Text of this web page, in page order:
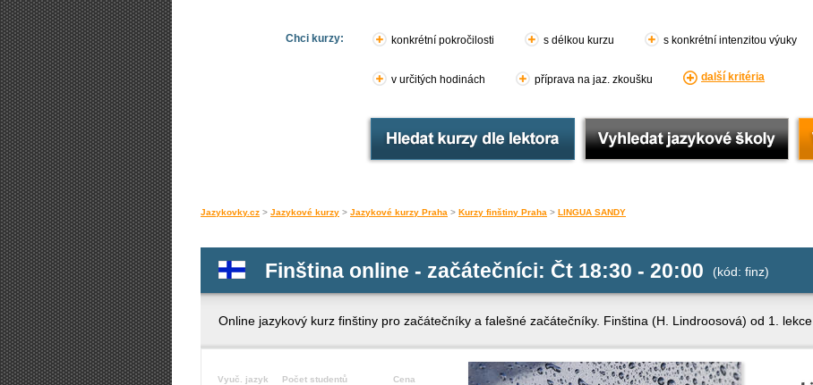
Chci kurzy: konkrétní pokročilosti s délkou kurzu s konkrétní intenzitou výuky
v určitých hodinách příprava na jaz. zkoušku další kritéria
Jazykovky.cz > Jazykové kurzy > Jazykové kurzy Praha > Kurzy finštiny Praha > LINGUA SANDY
Finština online - začátečníci: Čt 18:30 - 20:00 (kód: finz)
Online jazykový kurz finštiny pro začátečníky a falešné začátečníky. Finština (H. Lindroosová) od 1. lekce
Vyuč. jazyk Počet studentů Cena